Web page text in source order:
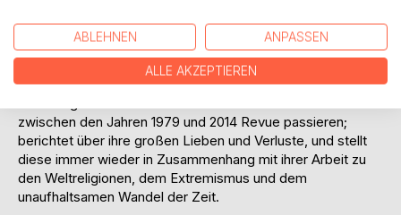
Monteur Klaus kennen, mit dem sie eine Affäre beginnt. Ein
Jahr später wird ihre Tochter geboren. 26 Jahre später
kommt ihre Tochter bei einem Unfall ums Leben.
zwischen den Jahren 1979 und 2014 Revue passieren;
berichtet über ihre großen Lieben und Verluste, und stellt
diese immer wieder in Zusammenhang mit ihrer Arbeit zu
den Weltreligionen, dem Extremismus und dem
unaufhaltsamen Wandel der Zeit.
ABLEHNEN ANPASSEN
ALLE AKZEPTIEREN